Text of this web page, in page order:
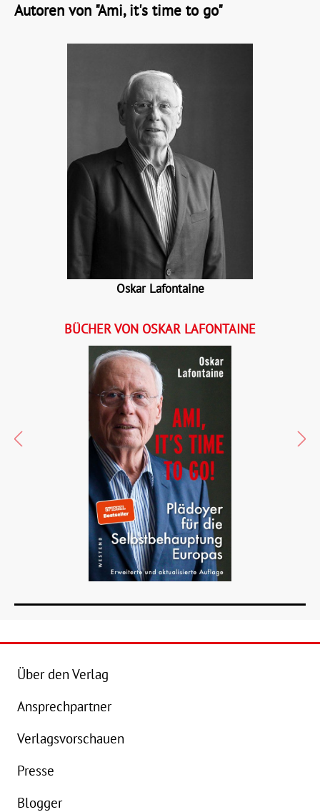
Autoren von "Ami, it's time to go"
Oskar Lafontaine
BÜCHER VON OSKAR LAFONTAINE
Über den Verlag
Ansprechpartner
Verlagsvorschauen
Presse
Blogger